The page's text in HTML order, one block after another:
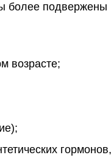
более подвержены
возрасте;
гормонов,